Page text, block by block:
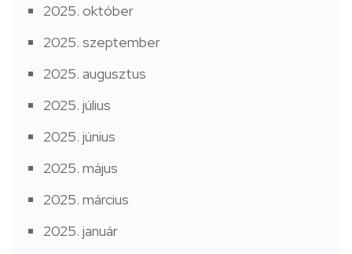
2025. október
2025. szeptember
2025. augusztus
2025. július
2025. június
2025. május
2025. március
2025. január